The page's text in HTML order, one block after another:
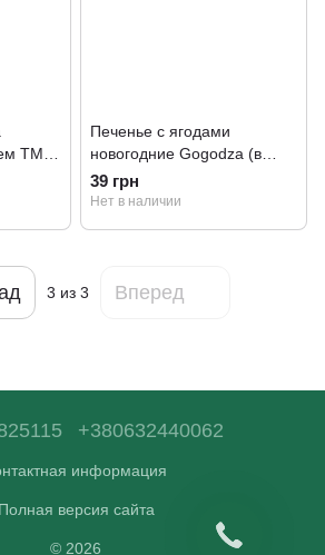
ТМ
300
Печенье с ягодами
новогодние Gogodza (в
ассортименте)
39 грн
Нет в наличии
3 из 3 Вперед
+380632440062
информация
Полная версия сайта
© 2026